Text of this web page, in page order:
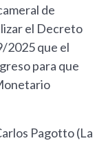
de
el Decreto
2025 que el
para que
Pagotto (La